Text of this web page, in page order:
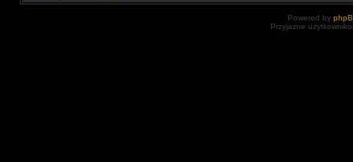
Powered by
Przyjazne